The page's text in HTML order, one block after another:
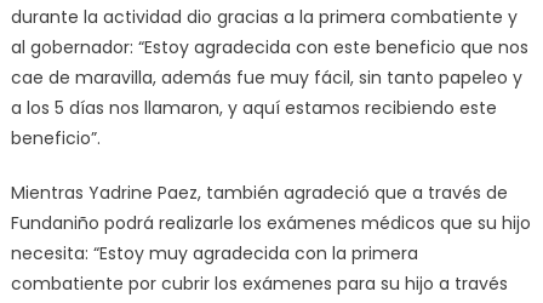
durante la actividad dio gracias a la primera combatiente y
al gobernador: “Estoy agradecida con este beneficio que nos
cae de maravilla, además fue muy fácil, sin tanto papeleo y
a los 5 días nos llamaron, y aquí estamos recibiendo este
beneficio”.
Mientras Yadrine Paez, también agradeció que a través de
Fundaniño podrá realizarle los exámenes médicos que su hijo
necesita: “Estoy muy agradecida con la primera
combatiente por cubrir los exámenes para su hijo a través